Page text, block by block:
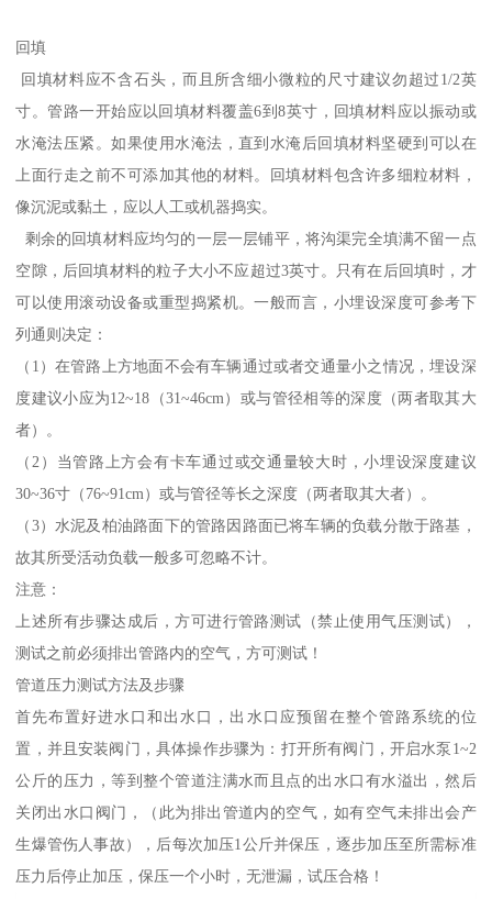
回填
回填材料应不含石头，而且所含细小微粒的尺寸建议勿超过1/2英
寸。管路一开始应以回填材料覆盖6到8英寸，回填材料应以振动或
水淹法压紧。如果使用水淹法，直到水淹后回填材料坚硬到可以在
上面行走之前不可添加其他的材料。回填材料包含许多细粒材料，
像沉泥或黏土，应以人工或机器捣实。
剩余的回填材料应均匀的一层一层铺平，将沟渠完全填满不留一点
空隙，后回填材料的粒子大小不应超过3英寸。只有在后回填时，才
可以使用滚动设备或重型捣紧机。一般而言，小埋设深度可参考下
列通则决定：
（1）在管路上方地面不会有车辆通过或者交通量小之情况，埋设深
度建议小应为12~18（31~46cm）或与管径相等的深度（两者取其大
者）。
（2）当管路上方会有卡车通过或交通量较大时，小埋设深度建议
30~36寸（76~91cm）或与管径等长之深度（两者取其大者）。
（3）水泥及柏油路面下的管路因路面已将车辆的负载分散于路基，
故其所受活动负载一般多可忽略不计。
注意：
上述所有步骤达成后，方可进行管路测试（禁止使用气压测试），
测试之前必须排出管路内的空气，方可测试！
管道压力测试方法及步骤
首先布置好进水口和出水口，出水口应预留在整个管路系统的位
置，并且安装阀门，具体操作步骤为：打开所有阀门，开启水泵1~2
公斤的压力，等到整个管道注满水而且点的出水口有水溢出，然后
关闭出水口阀门，（此为排出管道内的空气，如有空气未排出会产
生爆管伤人事故），后每次加压1公斤并保压，逐步加压至所需标准
压力后停止加压，保压一个小时，无泄漏，试压合格！